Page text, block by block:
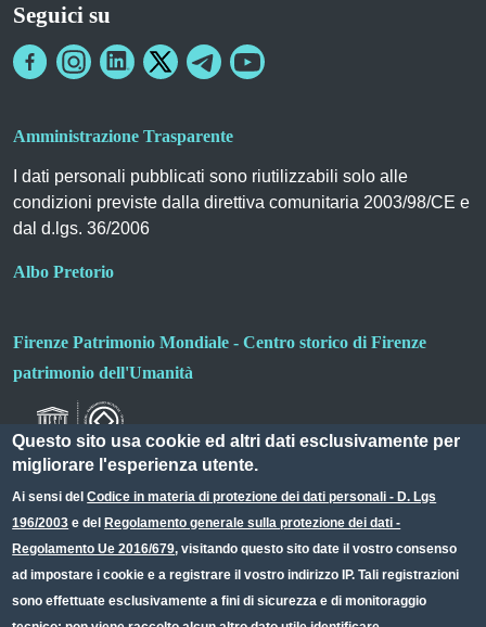
Seguici su
Amministrazione Trasparente
I dati personali pubblicati sono riutilizzabili solo alle
condizioni previste dalla direttiva comunitaria 2003/98/CE e
dal d.lgs. 36/2006
Albo Pretorio
Firenze Patrimonio Mondiale - Centro storico di Firenze
patrimonio dell'Umanità
Small prints
Useful links section
Redazione web
Privacy
Questo sito usa cookie ed altri dati esclusivamente per
migliorare l'esperienza utente.
Ai sensi delCodice in materia di protezione dei dati personali - D. Lgs
196/2003 e del Regolamento generale sulla protezione dei dati -
Regolamento Ue 2016/679, visitando questo sito date il vostro consenso
ad impostare i cookie e a registrare il vostro indirizzo IP. Tali registrazioni
sono effettuate esclusivamente a fini di sicurezza e di monitoraggio